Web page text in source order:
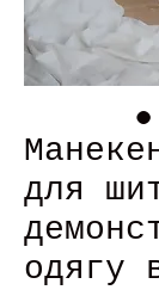
для
одягу